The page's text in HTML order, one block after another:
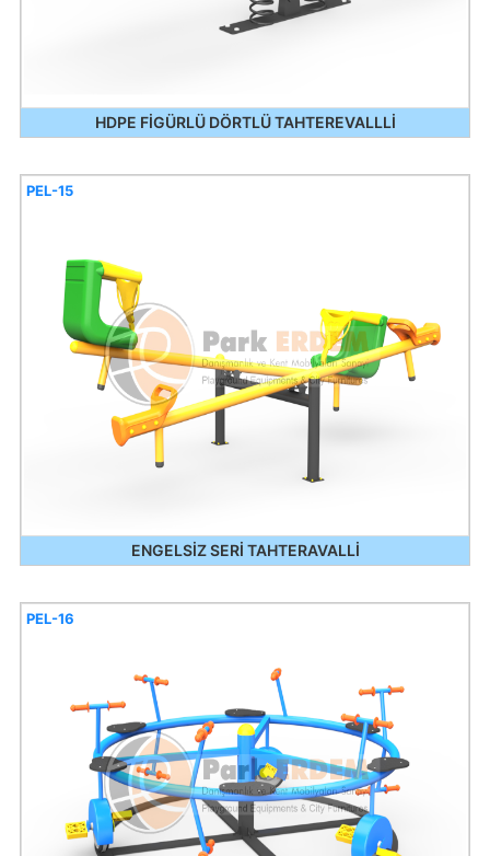
HDPE FİGÜRLÜ DÖRTLÜ TAHTEREVALLLİ
ENGELSİZ SERİ TAHTERAVALLİ
PEL-15
PEL-16